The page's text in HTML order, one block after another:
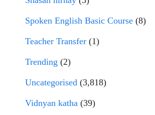
Spoken English Basic Course (8)
Teacher Transfer (1)
Trending (2)
Uncategorised (3,818)
Vidnyan katha (39)